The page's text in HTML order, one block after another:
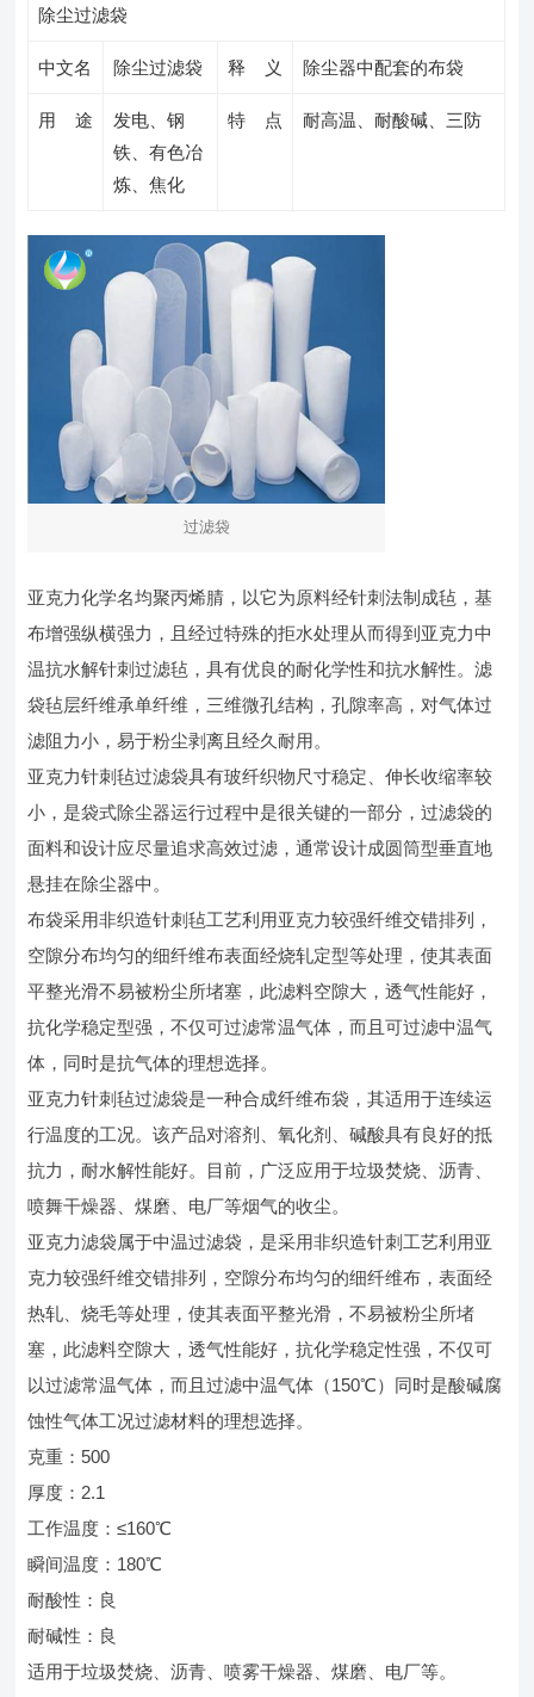
除尘过滤袋
中文名 除尘过滤袋 释 义 除尘器中配套的布袋
用 途
发电、钢
铁、有色冶
炼、焦化
特 点 耐高温、耐酸碱、三防
过滤袋
亚克力化学名均聚丙烯腈，以它为原料经针刺法制成毡，基
布增强纵横强力，且经过特殊的拒水处理从而得到亚克力中
温抗水解针刺过滤毡，具有优良的耐化学性和抗水解性。滤
袋毡层纤维承单纤维，三维微孔结构，孔隙率高，对气体过
滤阻力小，易于粉尘剥离且经久耐用。
亚克力针刺毡过滤袋具有玻纤织物尺寸稳定、伸长收缩率较
小，是袋式除尘器运行过程中是很关键的一部分，过滤袋的
面料和设计应尽量追求高效过滤，通常设计成圆筒型垂直地
悬挂在除尘器中。
布袋采用非织造针刺毡工艺利用亚克力较强纤维交错排列，
空隙分布均匀的细纤维布表面经烧轧定型等处理，使其表面
平整光滑不易被粉尘所堵塞，此滤料空隙大，透气性能好，
抗化学稳定型强，不仅可过滤常温气体，而且可过滤中温气
体，同时是抗气体的理想选择。
亚克力针刺毡过滤袋是一种合成纤维布袋，其适用于连续运
行温度的工况。该产品对溶剂、氧化剂、碱酸具有良好的抵
抗力，耐水解性能好。目前，广泛应用于垃圾焚烧、沥青、
喷舞干燥器、煤磨、电厂等烟气的收尘。
亚克力滤袋属于中温过滤袋，是采用非织造针刺工艺利用亚
克力较强纤维交错排列，空隙分布均匀的细纤维布，表面经
热轧、烧毛等处理，使其表面平整光滑，不易被粉尘所堵
塞，此滤料空隙大，透气性能好，抗化学稳定性强，不仅可
以过滤常温气体，而且过滤中温气体（150℃）同时是酸碱腐
蚀性气体工况过滤材料的理想选择。
克重：500
厚度：2.1
工作温度：≤160℃
瞬间温度：180℃
耐酸性：良
耐碱性：良
适用于垃圾焚烧、沥青、喷雾干燥器、煤磨、电厂等。